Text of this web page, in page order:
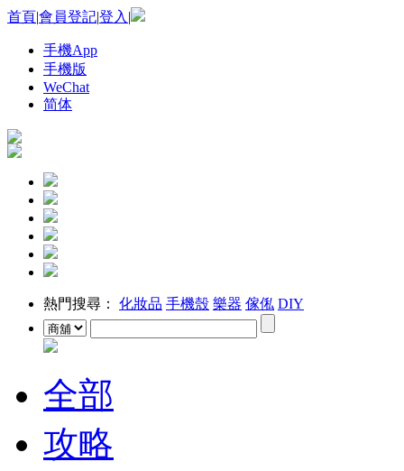
首頁|會員登記|登入 |
手機App
手機版
WeChat
简体
熱門搜尋： 化妝品 手機殼 樂器 傢俬 DIY
全部
攻略